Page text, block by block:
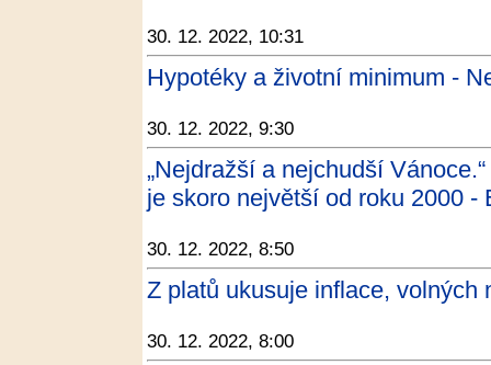
30. 12. 2022, 10:31
Hypotéky a životní minimum -
30. 12. 2022, 9:30
„Nejdražší a nejchudší
je skoro největší od roku 2000 -
30. 12. 2022, 8:50
Z platů ukusuje inflace, volných
30. 12. 2022, 8:00